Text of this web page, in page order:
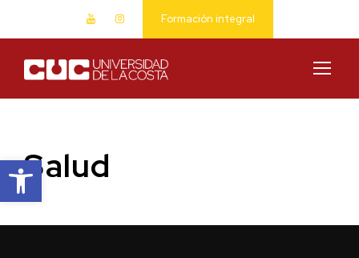
Abrir barra de herramientas
Formación integral
Salud